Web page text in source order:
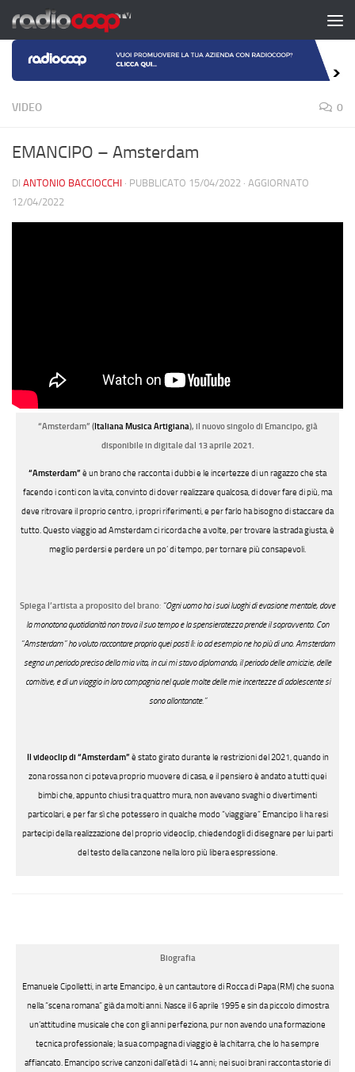
Salta al contenuto
VIDEO 0
EMANCIPO – Amsterdam
DI ANTONIO BACCIOCCHI · PUBBLICATO 15/04/2022 · AGGIORNATO
12/04/2022
“Amsterdam” (Italiana Musica Artigiana), il nuovo singolo di Emancipo, già
disponibile in digitale dal 13 aprile 2021.
“Amsterdam” è un brano che racconta i dubbi e le incertezze di un ragazzo che sta
facendo i conti con la vita, convinto di dover realizzare qualcosa, di dover fare di più, ma
deve ritrovare il proprio centro, i propri riferimenti, e per farlo ha bisogno di staccare da
tutto. Questo viaggio ad Amsterdam ci ricorda che a volte, per trovare la strada giusta, è
meglio perdersi e perdere un po’ di tempo, per tornare più consapevoli.
Spiega l’artista a proposito del brano: “Ogni uomo ha i suoi luoghi di evasione mentale, dove
la monotona quotidianità non trova il suo tempo e la spensieratezza prende il sopravvento. Con
“Amsterdam” ho voluto raccontare proprio quei posti lì: io ad esempio ne ho più di uno.Amsterdam
segna un periodo preciso della mia vita, in cui mi stavo diplomando, il periodo delle amicizie, delle
comitive, e di un viaggio in loro compagnia nel quale molte delle mie incertezze di adolescente si
sono allontanate.”
Il videoclip di “Amsterdam” è stato girato durante le restrizioni del 2021, quando in
zona rossa non ci poteva proprio muovere di casa, e il pensiero è andato a tutti quei
bimbi che, appunto chiusi tra quattro mura, non avevano svaghi o divertimenti
particolari, e per far sì che potessero in qualche modo “viaggiare” Emancipo li ha resi
partecipi della realizzazione del proprio videoclip, chiedendogli di disegnare per lui parti
del testo della canzone nella loro più libera espressione.
Biografia
Emanuele Cipolletti, in arte Emancipo, è un cantautore di Rocca di Papa (RM) che suona
nella “scena romana” già da molti anni. Nasce il 6 aprile 1995 e sin da piccolo dimostra
un’attitudine musicale che con gli anni perfeziona, pur non avendo una formazione
tecnica professionale; la sua compagna di viaggio è la chitarra, che lo ha sempre
affiancato. Emancipo scrive canzoni dall’età di 14 anni; nei suoi brani racconta storie di